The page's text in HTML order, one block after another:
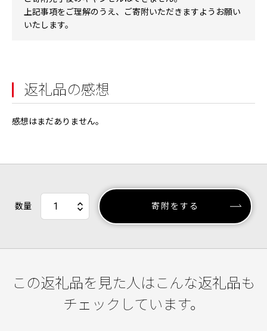
上記事項をご理解のうえ、ご寄附いただきますようお願い
いたします。
返礼品の感想
感想はまだありません。
数量 寄附をする
この返礼品を見た人はこんな返礼品も
チェックしています。